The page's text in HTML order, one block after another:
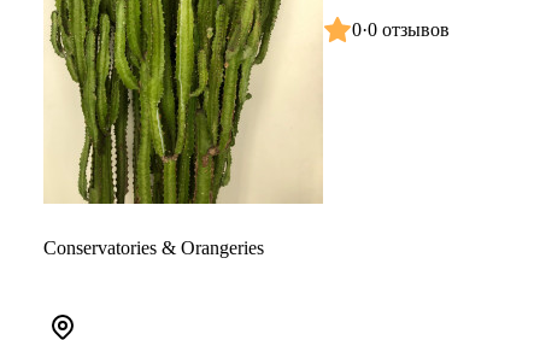
0·0 отзывов
Conservatories & Orangeries